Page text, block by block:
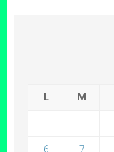
L M
6 7